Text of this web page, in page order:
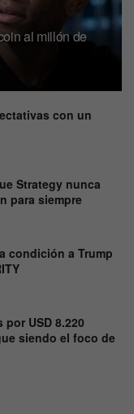
al millón de
con un
Strategy nunca
para siempre
condición a Trump
USD 8.220
siendo el foco de